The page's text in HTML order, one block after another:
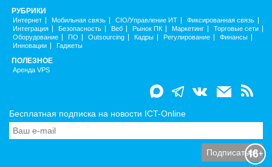
РУБРИКИ
Интернет Мобильная связь CIO/Управление ИТ
Фиксированная связь
Интеграция
Безопасность Веб Рынок ПК Маркетинг
Торговые сети
Оборудование
ПО Outsourcing Кадры Регулирование
Финансы
Инновации
Гаджеты
ПОЛЕЗНОЕ
Аренда VPS
Бесплатная подписка на новости ICT-Online